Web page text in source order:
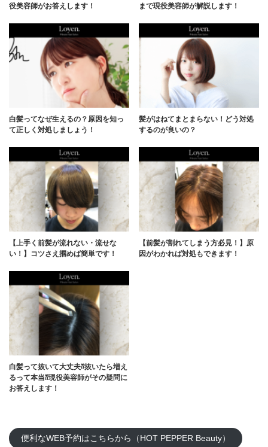
役美容師がお答えします！
まで現役美容師が解説します！
白髪ってなぜ生えるの？原因を知っ
て正しく対処しましょう！
髪がはねてまとまらない！どう対処
するのが良いの？
【上手く前髪が流れない・流せな
い！】コツさえ掴めば簡単です！
【前髪が割れてしまう方必見！】原
因がわかれば対処もできます！
白髪って抜いて大丈夫⁇抜いたら増え
るって本当⁇現役美容師がその疑問に
お答えします！
便利なWEB予約はこちらから（HOT PEPPER Beauty）